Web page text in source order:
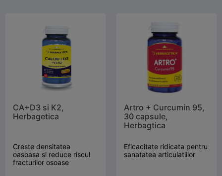
CA+D3 si K2,
Herbagetica
Creste densitatea
oasoasa si reduce riscul
fracturilor osoase
Artro + Curcumin 95,
30 capsule,
Herbagtica
Eficacitate ridicata pentru
sanatatea articulatiilor